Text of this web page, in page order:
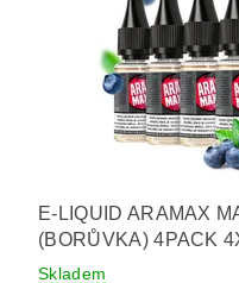
E-LIQUID ARAMAX
(BORŮVKA) 4PACK
Skladem